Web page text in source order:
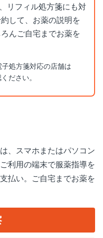
、リフィル処方箋にも対
して、お薬の説明を
んご自宅までお薬を
処方箋対応の店舗は
ださい。
、スマホまたはパソコン
利用の端末で服薬指導を
払い。ご⾃宅までお薬を